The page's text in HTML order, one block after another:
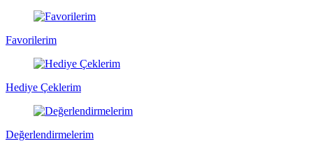
Favorilerim
Hediye Çeklerim
Değerlendirmelerim